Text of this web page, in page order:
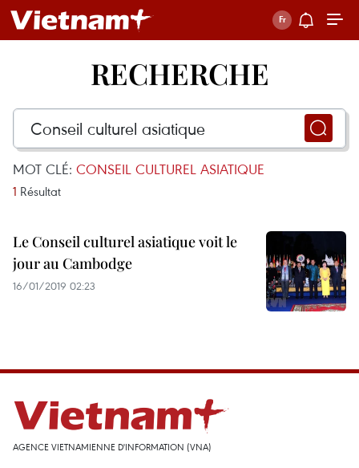
RECHERCHE
MOT CLÉ: CONSEIL CULTUREL ASIATIQUE
1 Résultat
Le Conseil culturel asiatique voit le
jour au Cambodge
16/01/2019 02:23
AGENCE VIETNAMIENNE D'INFORMATION (VNA)